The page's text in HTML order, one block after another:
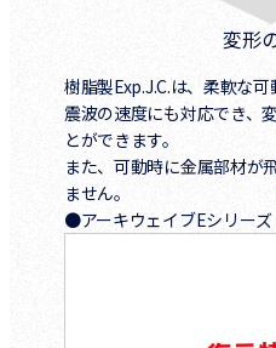
変形
樹脂製Exp.J.C.は、柔軟な
震波の速度にも対応でき、
とができます。
また、可動時に金属部材が
ません。
●アーキウェイブEシリーズ